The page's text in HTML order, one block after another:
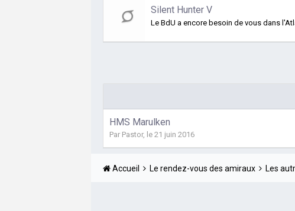
Silent Hunter V
Le BdU a encore besoin de vous dans
HMS Marulken
Par Pastor, le 21 juin 2016
Accueil Le rendez-vous des amiraux Les